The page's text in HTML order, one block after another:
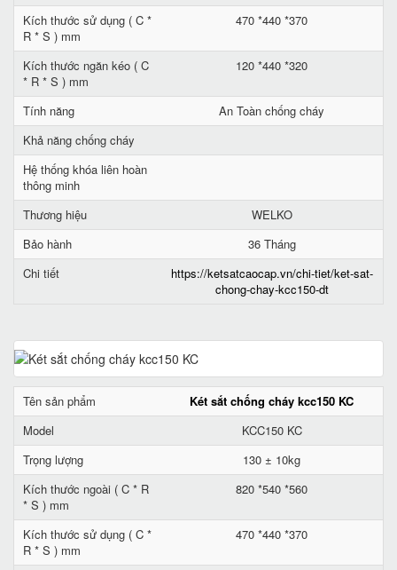
Kích thước sử dụng ( C *
R * S ) mm
470 *440 *370
Kích thước ngăn kéo ( C
* R * S ) mm
120 *440 *320
Tính năng
An Toàn chống cháy
Khả năng chống cháy
Hệ thống khóa liên hoàn
thông minh
Thương hiệu
WELKO
Bảo hành
36 Tháng
Chi tiết
https://ketsatcaocap.vn/chi-tiet/ket-sat-
chong-chay-kcc150-dt
Tên sản phẩm
Két sắt chống cháy kcc150 KC
Model
KCC150 KC
Trọng lượng
130 ± 10kg
Kích thước ngoài ( C * R
* S ) mm
820 *540 *560
Kích thước sử dụng ( C *
R * S ) mm
470 *440 *370